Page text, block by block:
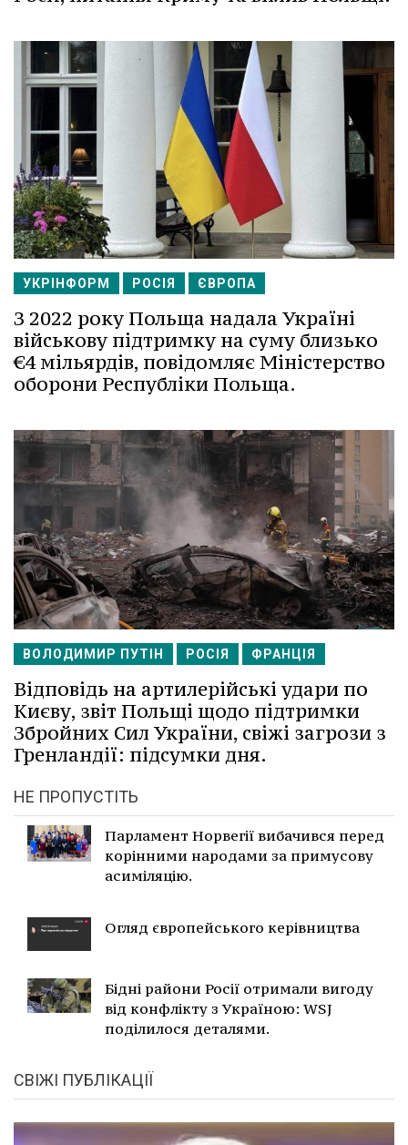
УКРІНФОРМ РОСІЯ ЄВРОПА
З 2022 року Польща надала Україні
військову підтримку на суму близько
€4 мільярдів, повідомляє Міністерство
оборони Республіки Польща.
ВОЛОДИМИР ПУТІН РОСІЯ ФРАНЦІЯ
Відповідь на артилерійські удари по
Києву, звіт Польщі щодо підтримки
Збройних Сил України, свіжі загрози з
Гренландії: підсумки дня.
НЕ ПРОПУСТІТЬ
Парламент Норвегії вибачився перед
корінними народами за примусову
асиміляцію.
Огляд європейського керівництва
Бідні райони Росії отримали вигоду
від конфлікту з Україною: WSJ
поділилося деталями.
СВІЖІ ПУБЛІКАЦІЇ